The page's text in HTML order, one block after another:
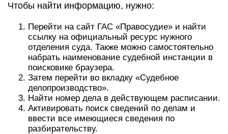
Чтобы найти информацию, нужно:
Перейти на сайт ГАС «Правосудие» и найти
ссылку на официальный ресурс нужного
отделения суда. Также можно самостоятельно
набрать наименование судебной инстанции в
поисковике браузера.
Затем перейти во вкладку «Судебное
делопроизводство».
Найти номер дела в действующем расписании.
Активировать поиск сведений по делам и
ввести все имеющиеся сведения по
разбирательству.